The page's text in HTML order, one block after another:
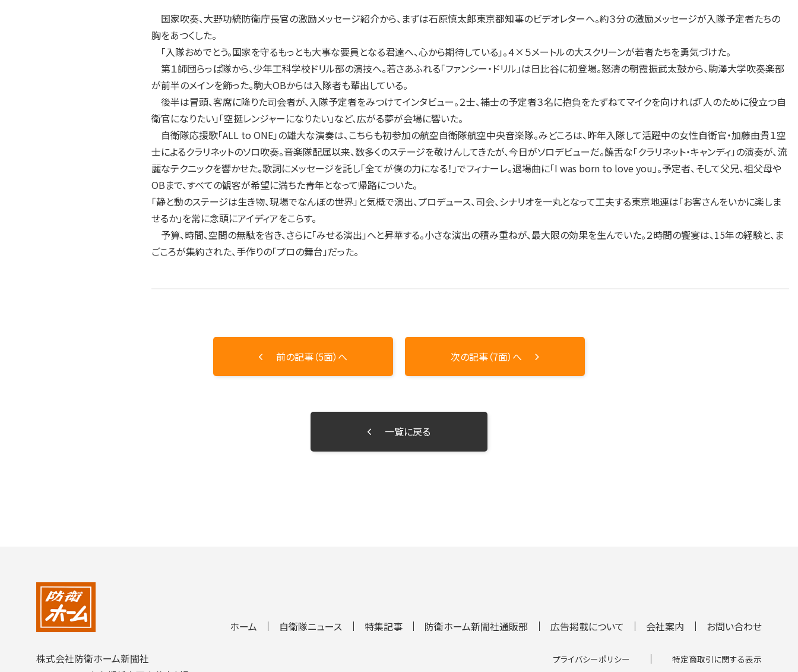
国家吹奏、大野功統防衛庁長官の激励メッセージ紹介から、まずは石原慎太郎東京都知事のビデオレターへ。約３分の激励メッセージが入隊予定者たちの
胸をあつくした。
「入隊おめでとう。国家を守るもっとも大事な要員となる君達へ、心から期待している」。４×５メートルの大スクリーンが若者たちを勇気づけた。
第１師団らっぱ隊から、少年工科学校ドリル部の演技へ。若さあふれる「ファンシー・ドリル」は日比谷に初登場。怒濤の朝霞振武太鼓から、駒澤大学吹奏楽部
が前半のメインを飾った。駒大OBからは入隊者も輩出している。
後半は冒頭、客席に降りた司会者が、入隊予定者をみつけてインタビュー。２士、補士の予定者３名に抱負をたずねてマイクを向ければ「人のために役立つ自
衛官になりたい」「空挺レンジャーになりたい」など、広がる夢が会場に響いた。
自衛隊応援歌「ALL to ONE」の雄大な演奏は、こちらも初参加の航空自衛隊航空中央音楽隊。みどころは、昨年入隊して活躍中の女性自衛官・加藤由貴１空
士によるクラリネットのソロ吹奏。音楽隊配属以来、数多くのステージを敬けんしてきたが、今日がソロデビューだ。饒舌な「クラリネット・キャンディ」の演奏が、流
麗なテクニックを響かせた。歌詞にメッセージを託し「全てが僕の力になる！」でフィナーレ。退場曲に「I was born to love you」。予定者、そして父兄、祖父母や
OBまで、すべての観客が希望に満ちた青年となって帰路についた。
「静と動のステージは生き物、現場でなんぼの世界」と気概で演出、プロデュース、司会、シナリオを一丸となって工夫する東京地連は「お客さんをいかに楽しま
せるか」を常に念頭にアイディアをこらす。
予算、時間、空間の無駄を省き、さらに「みせる演出」へと昇華する。小さな演出の積み重ねが、最大限の効果を生んでいた。２時間の饗宴は、15年の経験と、ま
ごころが集約された、手作りの「プロの舞台」だった。
前の記事（5面）へ 次の記事（7面）へ
一覧に戻る
株式会社防衛ホーム新聞社
ホーム 自衛隊ニュース 特集記事 防衛ホーム新聞社通販部 広告掲載について 会社案内 お問い合わせ
プライバシーポリシー 特定商取引に関する表示